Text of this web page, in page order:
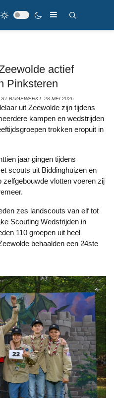
actief
Pinksteren
BIJGEWERKT: 28 MEI 2026
kampen en wedstrijden
trokken eropuit in
scouts uit Biddinghuizen en
zelfgebouwde vlotten voeren zij
Scouting Wedstrijden in
110 groepen uit heel
behaalden een 24ste